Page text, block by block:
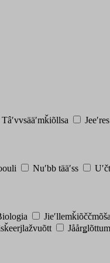
Tâʹvvsääʹmǩiõllsa
Nuʹbb tääʹss